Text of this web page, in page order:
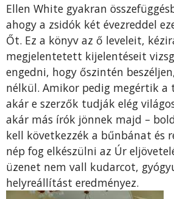
Ellen White gyakran
ahogy a zsidók két évezreddel
Őt. Ez a könyv az ő leveleit,
megjelentetett kijelentéseit
engedni, hogy őszintén
nélkül. Amikor pedig megértik a
akár e szerzők tudják elég
akár más írók jönnek majd –
kell következzék a bűnbánat és
nép fog elkészülni az Úr
üzenet nem vall kudarcot,
helyreállítást eredményez.